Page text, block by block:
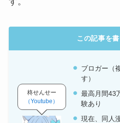
この記事を
ブロガー（
す）
最高月間43
験あり
現在、同人
柊せんせー
（Youtube）